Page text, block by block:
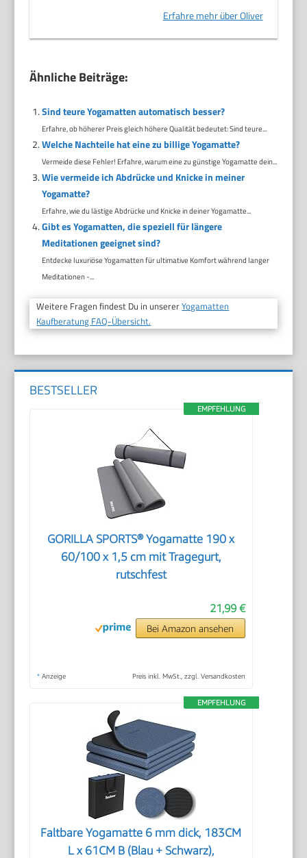
Erfahre mehr über Oliver
Ähnliche Beiträge:
Sind teure Yogamatten automatisch besser?
Erfahre, ob höherer Preis gleich höhere Qualität bedeutet: Sind teure...
Welche Nachteile hat eine zu billige Yogamatte?
Vermeide diese Fehler! Erfahre, warum eine zu günstige Yogamatte dein...
Wie vermeide ich Abdrücke und Knicke in meiner
Yogamatte?
Erfahre, wie du lästige Abdrücke und Knicke in deiner Yogamatte...
Gibt es Yogamatten, die speziell für längere
Meditationen geeignet sind?
Entdecke luxuriöse Yogamatten für ultimative Komfort während langer
Meditationen -...
Weitere Fragen findest Du in unsererYogamatten
Kaufberatung FAQ-Übersicht.
BESTSELLER
EMPFEHLUNG
GORILLA SPORTS® Yogamatte 190 x
60/100 x 1,5 cm mit Tragegurt,
rutschfest
21,99 €
Bei Amazon ansehen
* Anzeige Preis inkl. MwSt., zzgl. Versandkosten
EMPFEHLUNG
Faltbare Yogamatte 6 mm dick, 183CM
L x 61CM B (Blau + Schwarz),